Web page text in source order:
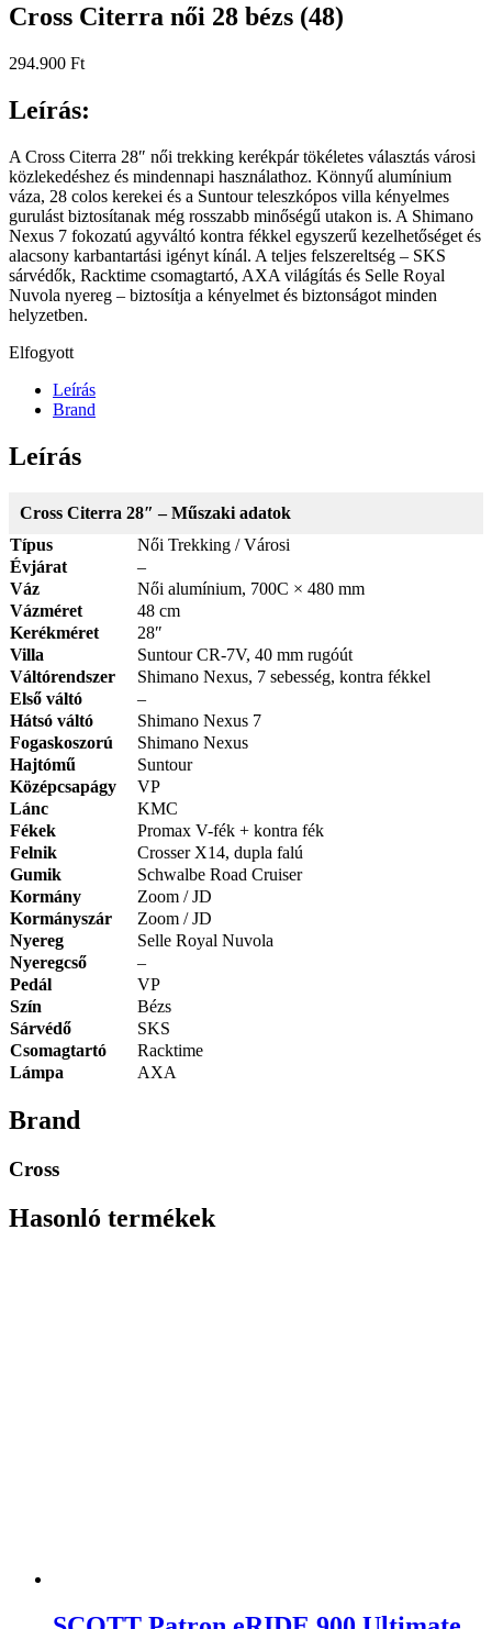
Cross Citerra női 28 bézs (48)
294.900 Ft
Leírás:
A Cross Citerra 28″ női trekking kerékpár tökéletes választás városi
közlekedéshez és mindennapi használathoz. Könnyű alumínium
váza, 28 colos kerekei és a Suntour teleszkópos villa kényelmes
gurulást biztosítanak még rosszabb minőségű utakon is. A Shimano
Nexus 7 fokozatú agyváltó kontra fékkel egyszerű kezelhetőséget és
alacsony karbantartási igényt kínál. A teljes felszereltség – SKS
sárvédők, Racktime csomagtartó, AXA világítás és Selle Royal
Nuvola nyereg – biztosítja a kényelmet és biztonságot minden
helyzetben.
Elfogyott
Leírás
Brand
Leírás
Cross Citerra 28″ – Műszaki adatok
Típus
Női Trekking / Városi
Évjárat
–
Váz
Női alumínium, 700C × 480 mm
Vázméret
48 cm
Kerékméret
28″
Villa
Suntour CR-7V, 40 mm rugóút
Váltórendszer
Shimano Nexus, 7 sebesség, kontra fékkel
Első váltó
–
Hátsó váltó
Shimano Nexus 7
Fogaskoszorú
Shimano Nexus
Hajtómű
Suntour
Középcsapágy
VP
Lánc
KMC
Fékek
Promax V-fék + kontra fék
Felnik
Crosser X14, dupla falú
Gumik
Schwalbe Road Cruiser
Kormány
Zoom / JD
Kormányszár
Zoom / JD
Nyereg
Selle Royal Nuvola
Nyeregcső
–
Pedál
VP
Szín
Bézs
Sárvédő
SKS
Csomagtartó
Racktime
Lámpa
AXA
Brand
Cross
Hasonló termékek